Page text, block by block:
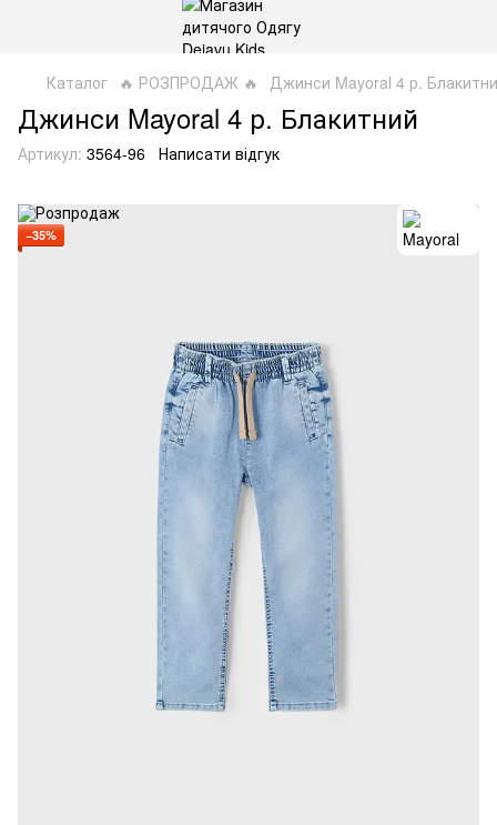
Каталог 🔥 РОЗПРОДАЖ 🔥 Джинси Mayoral 4 р.
Джинси Mayoral 4 р. Блакитний
Артикул: 3564-96 Написати відгук
−35%